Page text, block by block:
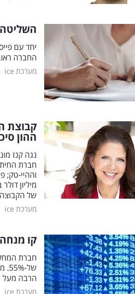
השליטה
יחד עם
החברה ראובן
מערכת ice
קבוצת
ההון
נגה קנז
חברת
מיליון
של
מערכת ice
קו
חברת
הרבה מעל
מערכת ice